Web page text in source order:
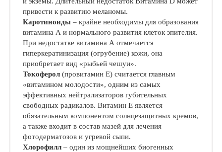
привести к развитию меланомы.
Каротиноиды – крайне необходимы для образования
витамина А и нормального развития клеток эпителия.
При недостатке витамина А отмечается
гиперкератинизация (огрубение) кожи, она
приобретает вид «рыбьей чешуи».
Токоферол(провитамин Е) считается главным
«витамином молодости», одним из самых
эффективных нейтрализаторов губительных
свободных радикалов. Витамин Е является
обязательным компонентом солнцезащитных кремов,
а также входит в состав мазей для лечения
фотодерматозов и угревой сыпи.
Хлорофилл– один из мощнейших биогенных